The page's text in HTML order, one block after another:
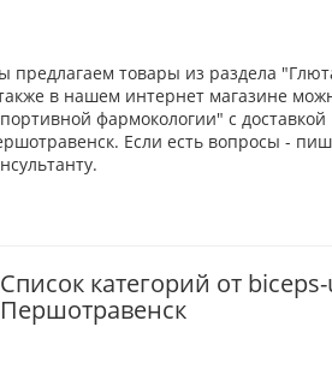
предлагаем товары из раздела
в нашем интернет магазине
фармокологии" с
Если есть вопросы -
Список категорий от
Першотравенск